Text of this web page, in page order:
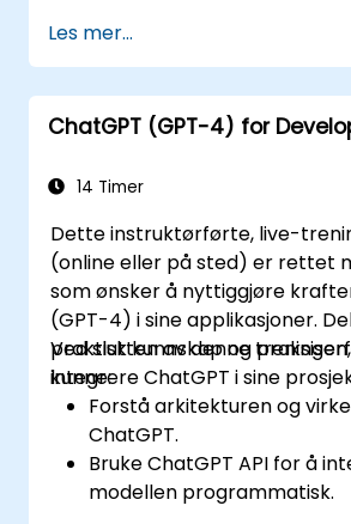
Forbered din HR-funksjon
Les mer...
ChatGPT (GPT-4) for
14 Timer
Dette instruktørførte, live-
(online eller på sted) er rettet
som ønsker å nyttiggjøre
(GPT-4) i sine applikasjoner.
praktisk kunnskap og
integrere ChatGPT i sine
Ved slutten av denne
kunne:
Forstå arkitekturen og
ChatGPT.
Bruke ChatGPT API for å
modellen programmatisk.